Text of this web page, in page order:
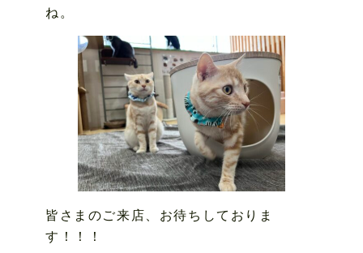
ね。
皆さまのご来店、お待ちしておりま
す！！！